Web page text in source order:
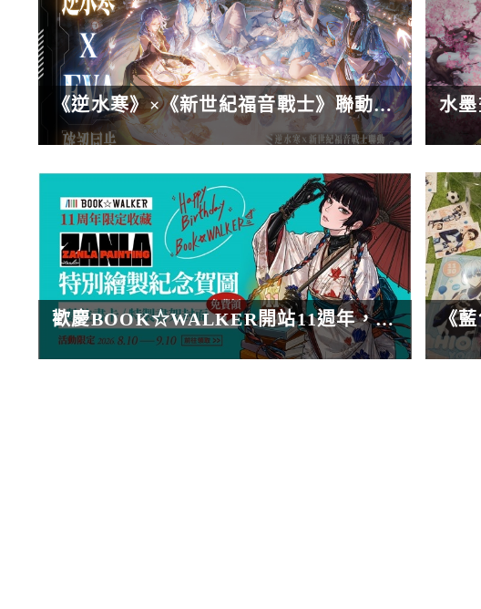
《逆水寒》×《新世紀福音戰士》聯動確認，8月28日全面同步
歡慶BOOK☆WALKER開站11週年，滿額最低63折！《藍色監獄》套書限時8折